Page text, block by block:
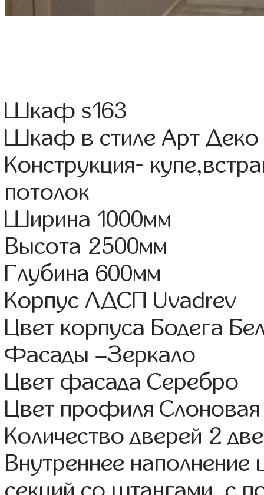
Шкаф s163
Шкаф в стиле Арт
Конструкция-
потолок
Ширина 1000мм
Высота 2500мм
Глубина 600мм
Корпус ЛДСП Uvadrev
Цвет корпуса Бодега
Фасады –Зеркало
Цвет фасада Серебро
Цвет профиля Слоновая
Количество дверей 2
Внутреннее